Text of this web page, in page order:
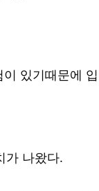
있기때문에
가 나왔다.